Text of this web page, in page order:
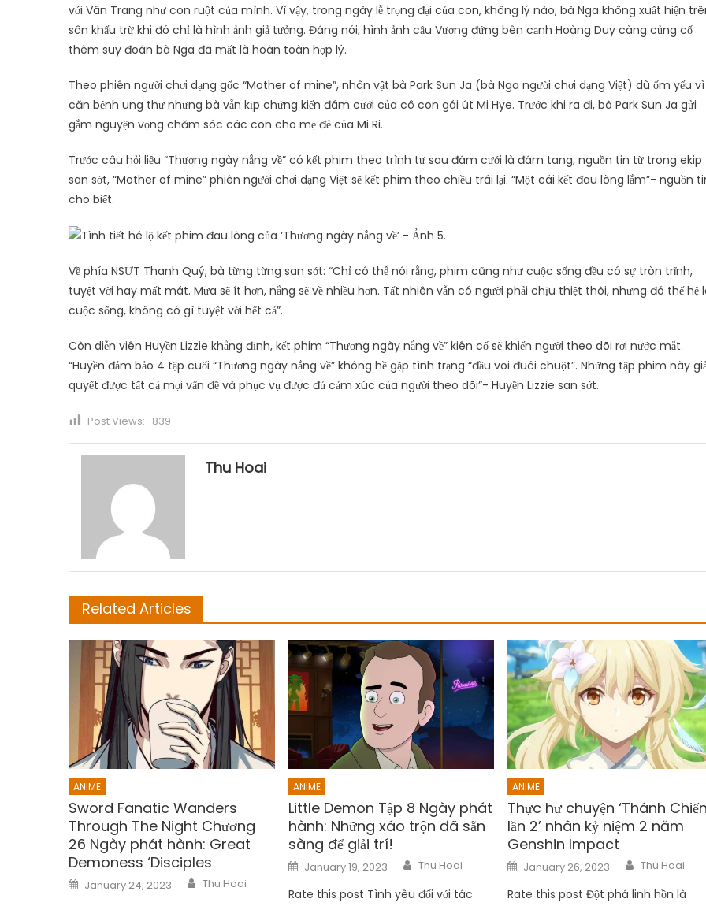
với Vân Trang như con ruột của mình. Vì vậy, trong ngày lễ trọng đại của con, không lý nào, bà Nga không xuất hiện
sân khấu trừ khi đó chỉ là hình ảnh giả tưởng. Đáng nói, hình ảnh cậu Vượng đứng bên cạnh Hoàng Duy càng củng cố
thêm suy đoán bà Nga đã mất là hoàn toàn hợp lý.
Theo phiên người chơi dạng gốc “Mother of mine”, nhân vật bà Park Sun Ja (bà Nga người chơi dạng Việt) dù ốm yếu vì
căn bệnh ung thư nhưng bà vẫn kịp chứng kiến đám cưới của cô con gái út Mi Hye. Trước khi ra đi, bà Park Sun Ja gửi
gắm nguyện vọng chăm sóc các con cho mẹ đẻ của Mi Ri.
Trước câu hỏi liệu “Thương ngày nắng về” có kết phim theo trình tự sau đám cưới là đám tang, nguồn tin từ trong ekip
san sớt, “Mother of mine” phiên người chơi dạng Việt sẽ kết phim theo chiều trái lại. “Một cái kết đau lòng lắm”- nguồn
cho biết.
Về phía NSƯT Thanh Quý, bà từng từng san sớt: “Chỉ có thể nói rằng, phim cũng như cuộc sống đều có sự tròn trĩnh,
tuyệt vời hay mất mát. Mưa sẽ ít hơn, nắng sẽ về nhiều hơn. Tất nhiên vẫn có người phải chịu thiệt thòi, nhưng đó thế hệ
cuộc sống, không có gì tuyệt vời hết cả”.
Còn diễn viên Huyền Lizzie khẳng định, kết phim “Thương ngày nắng về” kiên cố sẽ khiến người theo dõi rơi nước mắt.
“Huyền đảm bảo 4 tập cuối “Thương ngày nắng về” không hề gặp tình trạng “đầu voi đuôi chuột”. Những tập phim này
quyết được tất cả mọi vấn đề và phục vụ được đủ cảm xúc của người theo dõi”- Huyền Lizzie san sớt.
Post Views: 839
Thu Hoai
Related Articles
ANIME
Sword Fanatic Wanders
Through The Night Chương
26 Ngày phát hành: Great
Demoness ‘Disciples
Posted
on
January 24, 2023 Author
Thu Hoai
ANIME
Little Demon Tập 8 Ngày phát
hành: Những xáo trộn đã sẵn
sàng để giải trí!
Posted
on
January 19, 2023 Author
Thu Hoai
Rate this post Tình yêu đối với tác
ANIME
Thực hư chuyện ‘Thánh
lần 2’ nhân kỷ niệm 2 năm
Genshin Impact
Posted
on
January 26, 2023 Author
Thu Hoai
Rate this post Đột phá linh hồn là